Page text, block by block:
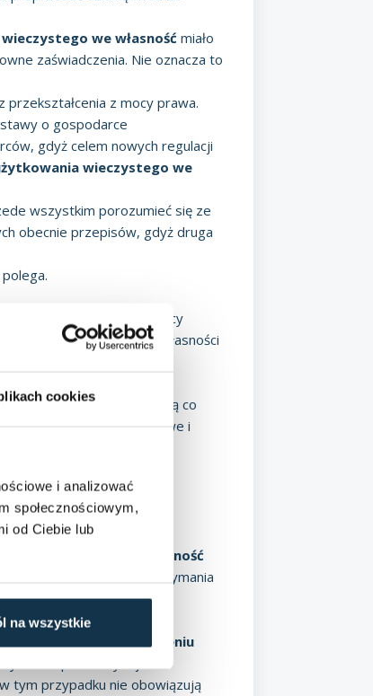
cookies
i analizować
społecznościowym,
od Ciebie lub
na wszystkie
we własność miało
zaświadczenia. Nie oznacza to
z mocy prawa.
o gospodarce
gdyż celem nowych regulacji
wieczystego we
wszystkim porozumieć się ze
obecnie przepisów, gdyż druga
odbyło się na mocy
mieszkaniowe w prawo własności
lokale mieszkalne stanowią co
umożliwiają prawidłowe i
i budynków
uprawnieni są m.in.
jednostki samorządu
wieczystego we własność
licząc od dnia otrzymania
o przekształceniu
tym przypadku nie obowiązują